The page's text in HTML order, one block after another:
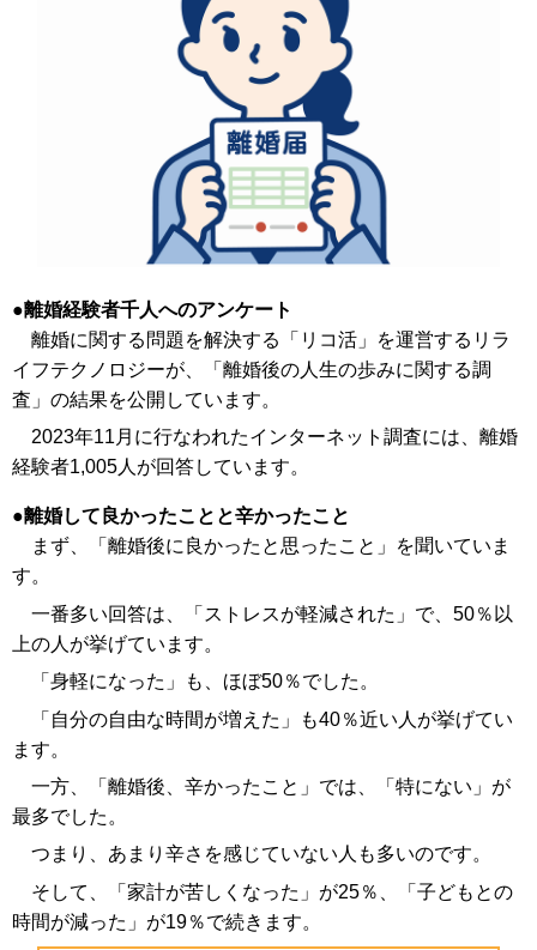
離婚経験者千人へのアンケート
離婚に関する問題を解決する「リコ活」を運営するリラ
イフテクノロジーが、「離婚後の人生の歩みに関する調
査」の結果を公開しています。
2023年11月に行なわれたインターネット調査には、離婚
経験者1,005人が回答しています。
離婚して良かったことと辛かったこと
まず、「離婚後に良かったと思ったこと」を聞いていま
す。
一番多い回答は、「ストレスが軽減された」で、50％以
上の人が挙げています。
「身軽になった」も、ほぼ50％でした。
「自分の自由な時間が増えた」も40％近い人が挙げてい
ます。
一方、「離婚後、辛かったこと」では、「特にない」が
最多でした。
つまり、あまり辛さを感じていない人も多いのです。
そして、「家計が苦しくなった」が25％、「子どもとの
時間が減った」が19％で続きます。